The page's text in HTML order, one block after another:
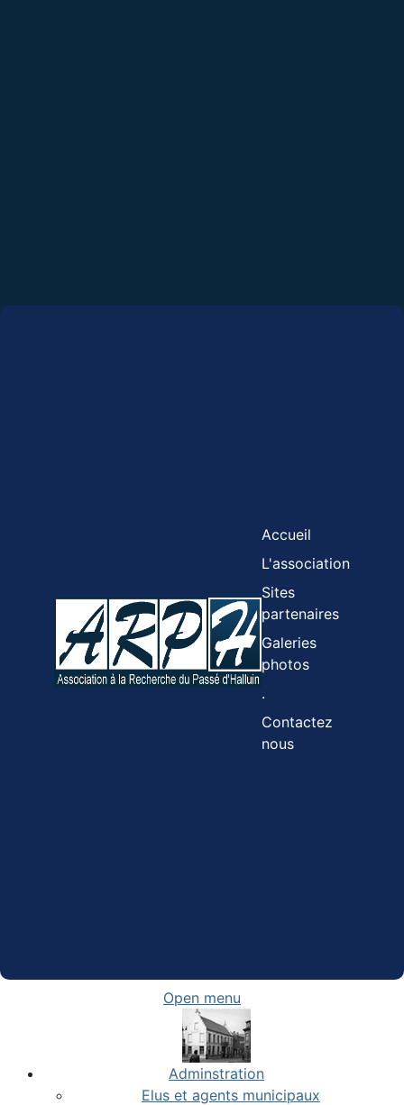
Accueil
L'association
Sites
partenaires
Galeries
photos
.
Contactez
nous
Open menu
Adminstration
Elus et agents municipaux